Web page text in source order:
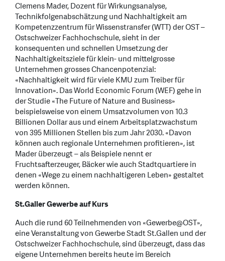
Clemens Mader, Dozent für Wirkungsanalyse,
Technikfolgenabschätzung und Nachhaltigkeit am
Kompetenzzentrum für Wissenstransfer (WTT) der OST –
Ostschweizer Fachhochschule, sieht in der
konsequenten und schnellen Umsetzung der
Nachhaltigkeitsziele für klein- und mittelgrosse
Unternehmen grosses Chancenpotenzial:
«Nachhaltigkeit wird für viele KMU zum Treiber für
Innovation». Das World Economic Forum (WEF) gehe in
der Studie «The Future of Nature and Business»
beispielsweise von einem Umsatzvolumen von 10.3
Billionen Dollar aus und einem Arbeitsplatzwachstum
von 395 Millionen Stellen bis zum Jahr 2030. «Davon
können auch regionale Unternehmen profitieren», ist
Mader überzeugt – als Beispiele nennt er
Fruchtsafterzeuger, Bäcker wie auch Stadtquartiere in
denen «Wege zu einem nachhaltigeren Leben» gestaltet
werden können.
St.Galler Gewerbe auf Kurs
Auch die rund 60 Teilnehmenden von «Gewerbe@OST»,
eine Veranstaltung von Gewerbe Stadt St.Gallen und der
Ostschweizer Fachhochschule, sind überzeugt, dass das
eigene Unternehmen bereits heute im Bereich